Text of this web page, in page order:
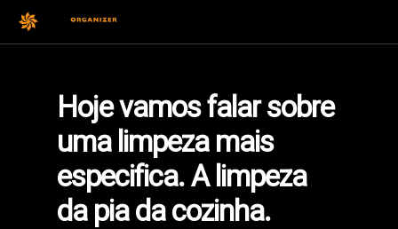
Hoje vamos falar sobre
uma limpeza mais
especifica. A limpeza
da pia da cozinha.